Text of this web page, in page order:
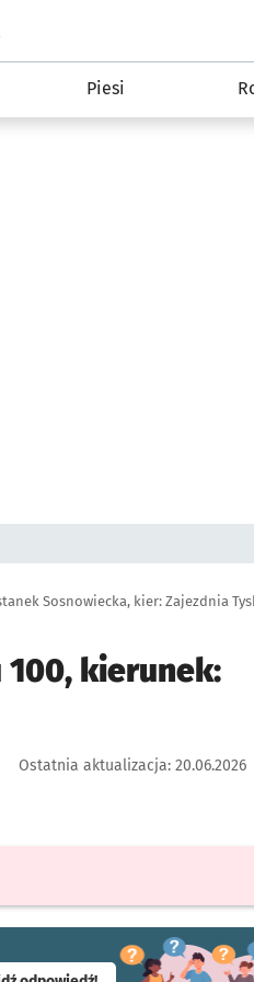
Komunikacja
Piesi
Sosnowiecka, kier: Zajezdnia
100, kierunek:
Ostatnia aktualizacja: 20.06.2026